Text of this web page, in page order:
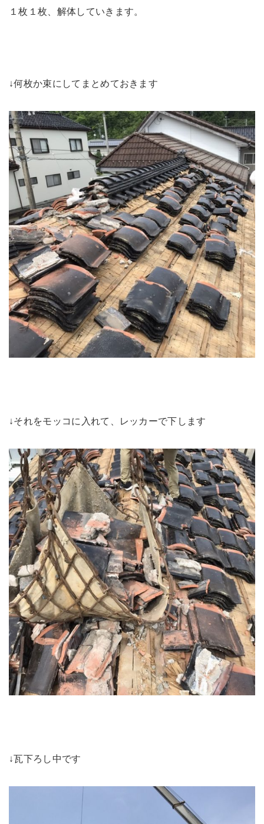
１枚１枚、解体していきます。
↓何枚か束にしてまとめておきます
↓それをモッコに入れて、レッカーで下します
↓瓦下ろし中です